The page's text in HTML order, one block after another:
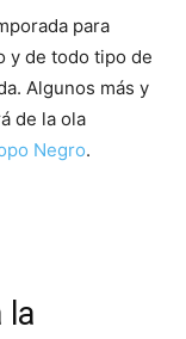
para
y de todo tipo de
Algunos más y
de la ola
Negro.
la